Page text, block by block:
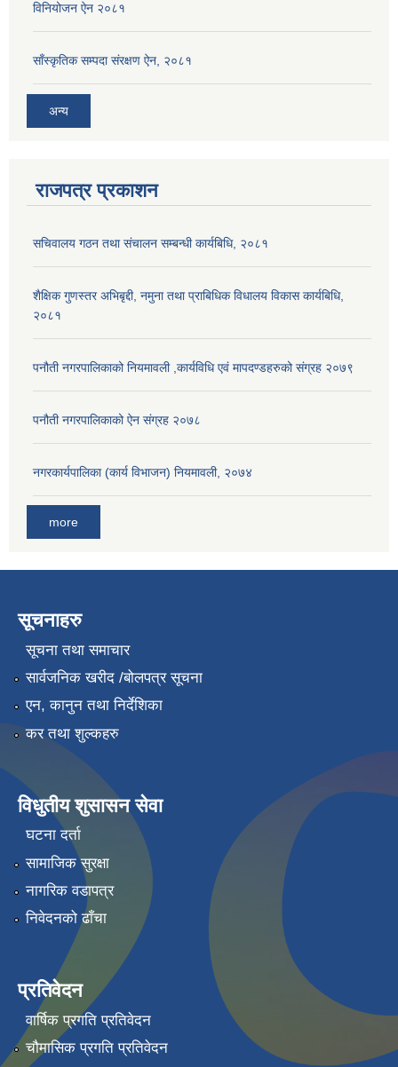
विनियोजन ऐन २०८१
साँस्कृतिक सम्पदा संरक्षण ऐन, २०८१
अन्य
राजपत्र प्रकाशन
सचिवालय गठन तथा संचालन सम्बन्धी कार्यबिधि, २०८१
शैक्षिक गुणस्तर अभिबृद्दी, नमुना तथा प्राबिधिक विधालय विकास कार्यबिधि,
२०८१
पनौती नगरपालिकाको नियमावली ,कार्यविधि एवं मापदण्डहरुको संग्रह २०७९
पनौती नगरपालिकाको ऐन संग्रह २०७८
नगरकार्यपालिका (कार्य विभाजन) नियमावली, २०७४
more
सूचनाहरु
सूचना तथा समाचार
सार्वजनिक खरीद /बोलपत्र सूचना
एन, कानुन तथा निर्देशिका
कर तथा शुल्कहरु
विधुतीय शुसासन सेवा
घटना दर्ता
सामाजिक सुरक्षा
नागरिक वडापत्र
निवेदनको ढाँचा
प्रतिवेदन
वार्षिक प्रगति प्रतिवेदन
चौमासिक प्रगति प्रतिवेदन